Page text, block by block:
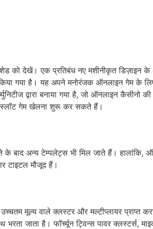
को देखें। एक प्रतिबंध नए मशीनीकृत डिज़ाइन के
गया है। यह अपने मनोरंजक ऑनलाइन गेम के
द्वारा बनाया गया है, जो ऑनलाइन कैसीनो की
स्लॉट गेम खेलना शुरू कर सकते हैं।
अन्य टेम्पलेट्स भी मिल जाते हैं। हालांकि,
टाइटल मौजूद हैं।
मूल्य वाले क्लस्टर और मल्टीप्लायर प्राप्त करने
जाता है। फॉर्च्यून ट्विन्स पावर क्लस्टर्स,